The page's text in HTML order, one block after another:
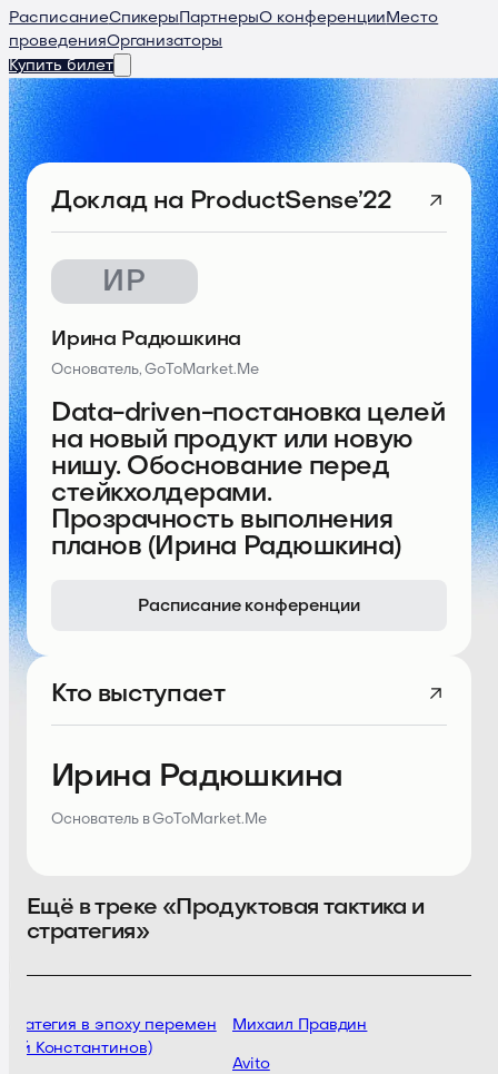
РасписаниеСпикеры ПартнерыО конференции Место
проведенияОрганизаторы
Купить билет
Доклад на ProductSense’22
ИР
Data-driven-постановка целей
на новый продукт или новую
нишу. Обоснование перед
стейкхолдерами.
Прозрачность выполнения
планов (Ирина Радюшкина)
Ирина Радюшкина
Основатель, GoToMarket.Me
Расписание конференции
Кто выступает
Ирина Радюшкина
Основатель в GoToMarket.Me
Ещё в треке «Продуктовая тактика и
стратегия»
в эпоху перемен
Константинов)
Михаил Правдин
Avito